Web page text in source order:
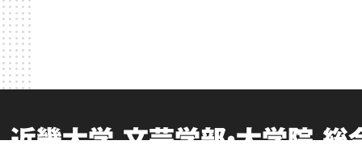
近畿大学 文芸学部・大学院 総